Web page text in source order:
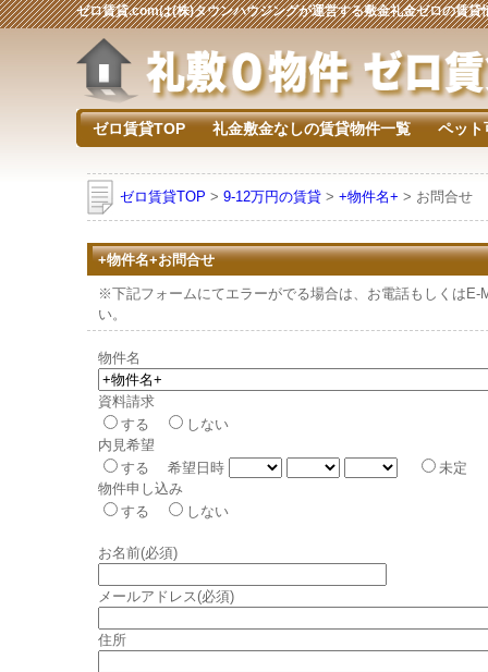
ゼロ賃貸.comは(株)タウンハウジングが運営する敷金礼金ゼロの賃貸
ゼロ賃貸TOP 礼金敷金なしの賃貸物件一覧 ペット
ゼロ賃貸TOP > 9-12万円の賃貸 > +物件名+ > お問合せ
+物件名+お問合せ
※下記フォームにてエラーがでる場合は、お電話もしくはE-
い。
物件名
資料請求
する
しない
内見希望
する 希望日時
未定
物件申し込み
する
しない
お名前(必須)
メールアドレス(必須)
住所